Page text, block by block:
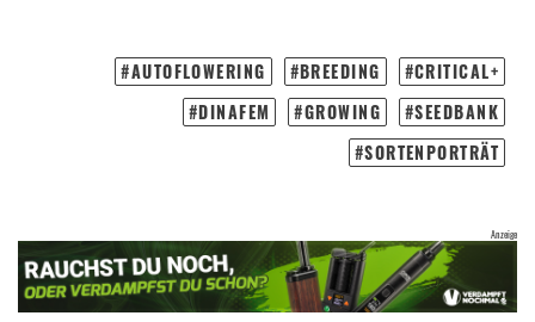
AUTOFLOWERING BREEDING
CRITICAL+
DINAFEM
GROWING
SEEDBANK
SORTENPORTRÄT